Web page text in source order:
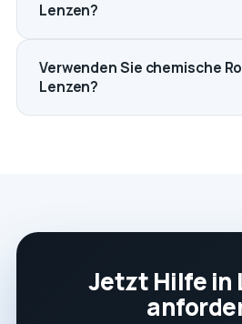
Lenzen?
Verwenden Sie chemische
Lenzen?
Jetzt Hilfe in